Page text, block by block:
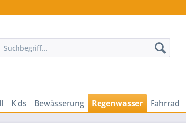
Kids Bewässerung Regenwasser Fahrrad